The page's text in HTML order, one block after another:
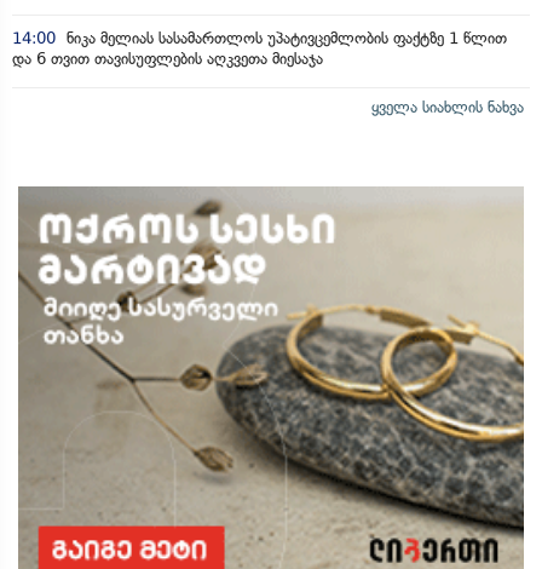
14:00 ნიკა მელიას სასამართლოს უპატივცემლობის ფაქტზე 1 წლით
და 6 თვით თავისუფლების აღკვეთა მიესაჯა
ყველა სიახლის ნახვა